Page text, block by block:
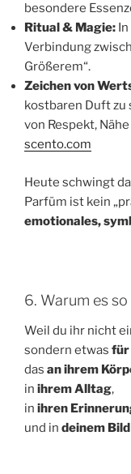
besondere
Ritual & Magie:
Verbindung
Größerem“.
Zeichen von
kostbaren Duft zu
von Respekt,
scento.com
Heute schwingt
Parfüm ist kein
emotionales,
6. Warum es
Weil du ihr nicht
sondern etwas für
das an ihrem
in ihrem Alltag,
in ihren
und in deinem